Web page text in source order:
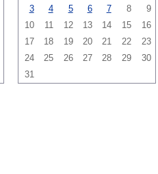
3
4 5 6 7 8
9
10
11 12 13 14 15
16
17
18 19 20 21 22
23
24
25 26 27 28 29
30
31